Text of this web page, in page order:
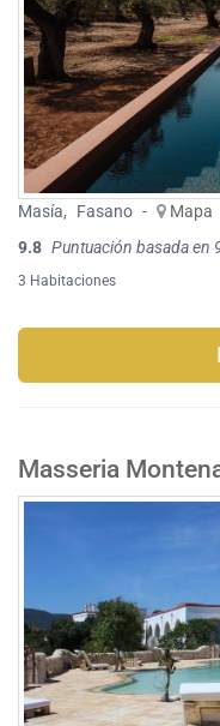
Masía, Fasano -
Mapa
9.8 Puntuación basada en
3 Habitaciones
Masseria